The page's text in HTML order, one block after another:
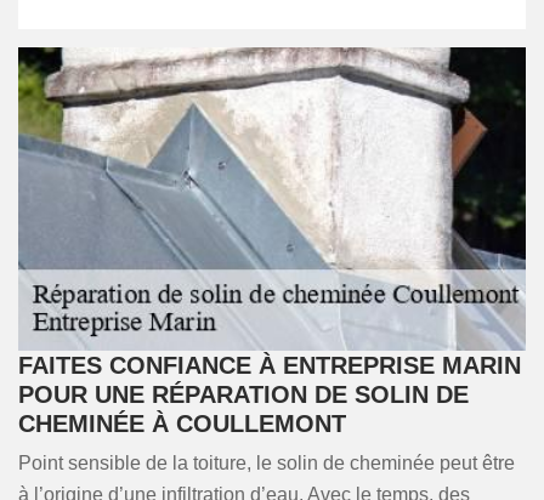
FAITES CONFIANCE À ENTREPRISE MARIN
POUR UNE RÉPARATION DE SOLIN DE
CHEMINÉE À COULLEMONT
Point sensible de la toiture, le solin de cheminée peut être
à l’origine d’une infiltration d’eau. Avec le temps, des